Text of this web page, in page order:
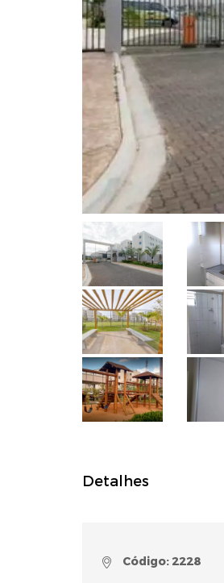
Detalhes
Código: 2228